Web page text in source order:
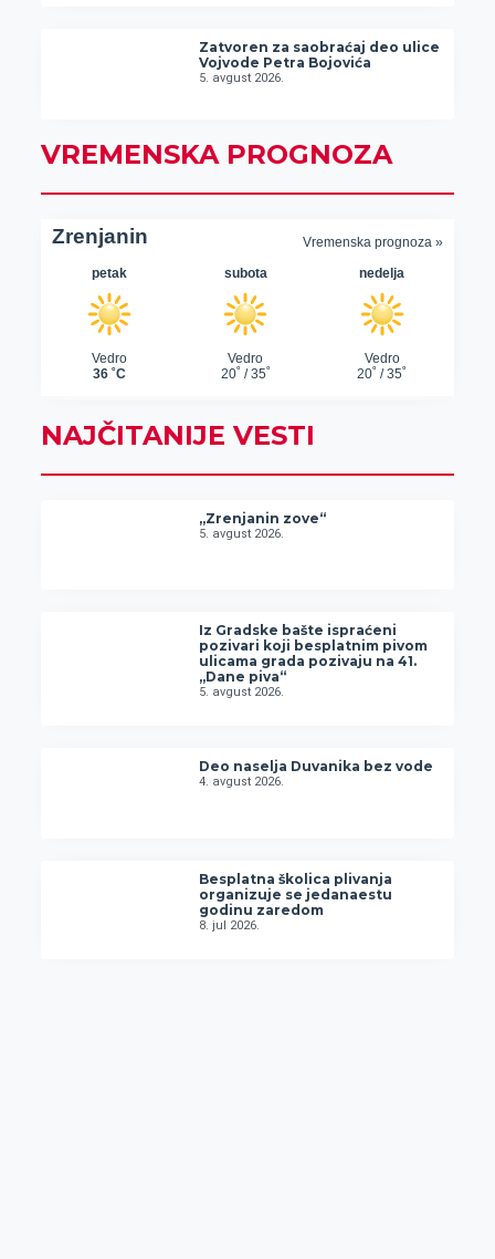
Zatvoren za saobraćaj deo ulice
Vojvode Petra Bojovića
5. avgust 2026.
VREMENSKA PROGNOZA
NAJČITANIJE VESTI
„Zrenjanin zove“
5. avgust 2026.
Iz Gradske bašte ispraćeni
pozivari koji besplatnim pivom
ulicama grada pozivaju na 41.
„Dane piva“
5. avgust 2026.
Deo naselja Duvanika bez vode
4. avgust 2026.
Besplatna školica plivanja
organizuje se jedanaestu
godinu zaredom
8. jul 2026.